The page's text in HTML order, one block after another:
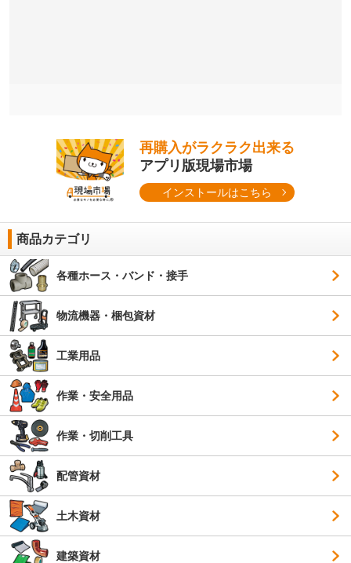
再購入がラクラク出来る
アプリ版現場市場
インストールはこちら
商品カテゴリ
各種ホース・バンド・接手
物流機器・梱包資材
工業用品
作業・安全用品
作業・切削工具
配管資材
土木資材
建築資材